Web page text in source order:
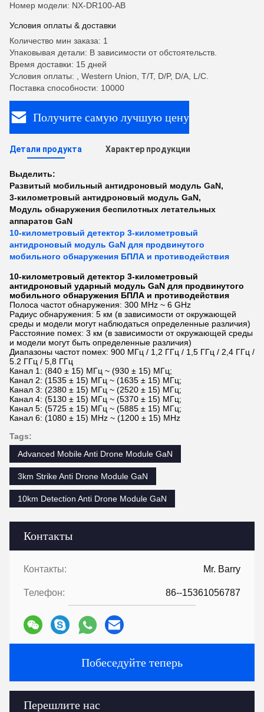
Контакты
Контакты: Mr. Barry
Телефон: 86--15361056787
Побеседуйте теперь
Перешлите нас
Номер модели: NX-DR100-AB
Условия оплаты & доставки
Количество мин заказа: 1
Упаковывая детали: В зависимости от обстоятельств.
Время доставки: 15 дней
Условия оплаты: , Western Union, T/T, D/P, D/A, L/C.
Поставка способности: 10000
Получите самую лучшую цену
Детали продукта Характер продукции
Выделить:
Развитый мобильный антидроновый модуль GaN,
3-километровый антидроновый модуль GaN,
Модуль обнаружения беспилотных летательных
аппаратов GaN
10-километровый детектор 3-километровый
антидроновый модуль GaN для продвинутого
мобильного обнаружения БПЛА и противодействия
10-километровый детектор 3-километровый
антидроновый ударный модуль GaN для продвинутого
мобильного обнаружения БПЛА и противодействия
Полоса частот обнаружения: 300 MHz ~ 6 GHz
Радиус обнаружения: 5 км (в зависимости от окружающей
среды и модели могут наблюдаться определенные различия)
Расстояние помех: 3 км (в зависимости от окружающей среды
и модели могут быть определенные различия)
Диапазоны частот помех: 900 МГц / 1,2 ГГц / 1,5 ГГц / 2,4 ГГц /
5.2 ГГц / 5,8 ГГц
Канал 1: (840 ± 15) МГц ~ (930 ± 15) МГц;
Канал 2: (1535 ± 15) МГц ~ (1635 ± 15) МГц;
Канал 3: (2380 ± 15) МГц ~ (2520 ± 15) МГц;
Канал 4: (5130 ± 15) МГц ~ (5370 ± 15) МГц;
Канал 5: (5725 ± 15) МГц ~ (5885 ± 15) МГц;
Канал 6: (1080 ± 15) MHz ~ (1200 ± 15) MHz
Tags:
Advanced Mobile Anti Drone Module GaN
3km Strike Anti Drone Module GaN
10km Detection Anti Drone Module GaN